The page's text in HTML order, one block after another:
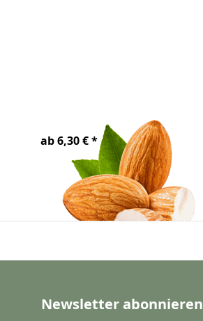
ab 6,30 € *
Newsletter abonnieren